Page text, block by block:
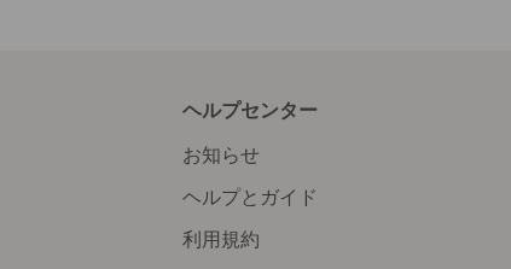
ヘルプセンター
お知らせ
ヘルプとガイド
利用規約